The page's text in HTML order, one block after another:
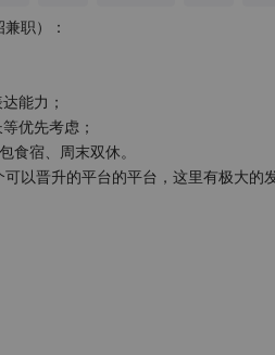
职）：
能力；
优先考虑；
食宿、周末双休。
以晋升的平台的平台，这里有极大的